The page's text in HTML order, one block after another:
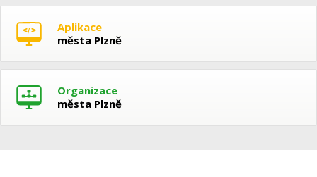
Aplikace
města Plzně
Organizace
města Plzně